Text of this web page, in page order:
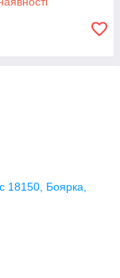
18150, Боярка,